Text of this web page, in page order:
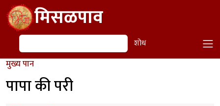
Skip to main contentमिसळपाव
शोध शोध
मुख्य पान
पापा की परी